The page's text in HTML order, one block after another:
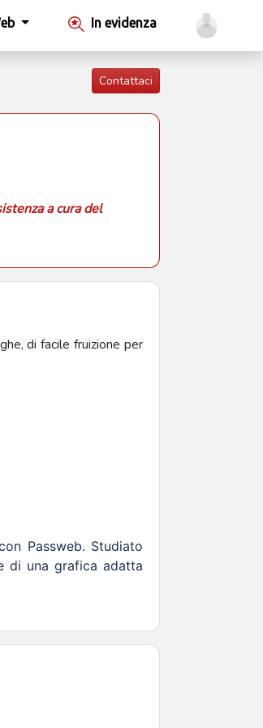
In evidenza
Contattaci
a cura del
di facile fruizione per
Passweb. Studiato
di una grafica adatta